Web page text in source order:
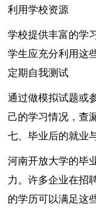
利用学校资源
学校提供丰富的学
学生应充分利用这
定期自我测试
通过做模拟试题或
己的学习情况，查
七、毕业后的就业
河南开放大学的毕
力。许多企业在招
的学历可以满足这